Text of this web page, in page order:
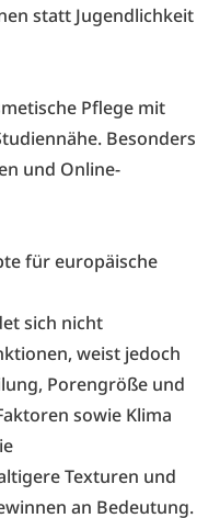
statt Jugendlichkeit
Pflege mit
Besonders
und Online-
für europäische
sich nicht
weist jedoch
Porengröße und
sowie Klima
Texturen und
an Bedeutung.